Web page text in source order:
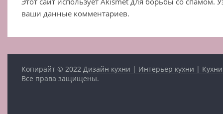
ваши данные комментариев.
Копирайт © 2022 Дизайн кухни | Интерьер кухни |
Все права защищены.